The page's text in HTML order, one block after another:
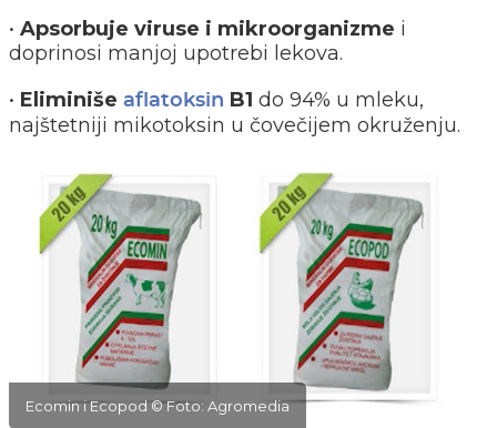
• Apsorbuje viruse i mikroorganizme i
doprinosi manjoj upotrebi lekova.
• Eliminiše aflatoksin B1 do 94% u mleku,
najštetniji mikotoksin u čovečijem okruženju.
Ecomin i Ecopod © Foto: Agromedia